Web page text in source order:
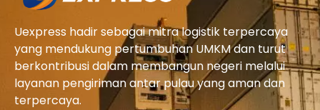
Uexpress hadir sebagai mitra logistik terpercaya
yang mendukung pertumbuhan UMKM dan turut
berkontribusi dalam membangun negeri melalui
layanan pengiriman antar pulau yang aman dan
terpercaya.